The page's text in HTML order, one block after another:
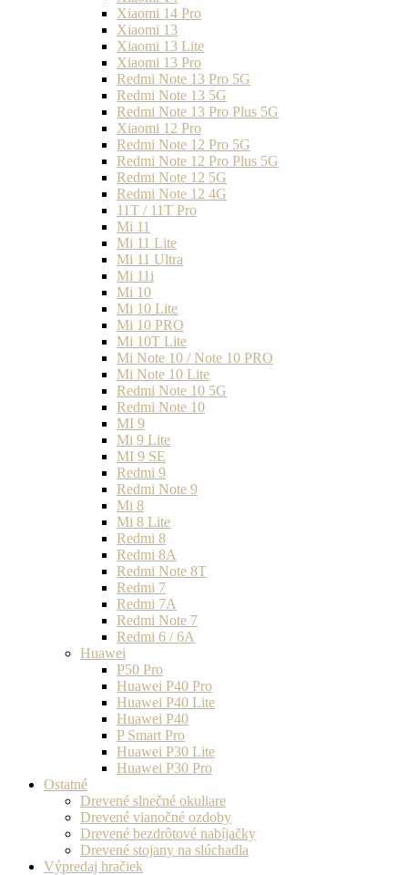
Xiaomi 14 Pro
Xiaomi 13
Xiaomi 13 Lite
Xiaomi 13 Pro
Redmi Note 13 Pro 5G
Redmi Note 13 5G
Redmi Note 13 Pro Plus 5G
Xiaomi 12 Pro
Redmi Note 12 Pro 5G
Redmi Note 12 Pro Plus 5G
Redmi Note 12 5G
Redmi Note 12 4G
11T / 11T Pro
Mi 11
Mi 11 Lite
Mi 11 Ultra
Mi 11i
Mi 10
Mi 10 Lite
Mi 10 PRO
Mi 10T Lite
Mi Note 10 / Note 10 PRO
Mi Note 10 Lite
Redmi Note 10 5G
Redmi Note 10
MI 9
Mi 9 Lite
MI 9 SE
Redmi 9
Redmi Note 9
Mi 8
Mi 8 Lite
Redmi 8
Redmi 8A
Redmi Note 8T
Redmi 7
Redmi 7A
Redmi Note 7
Redmi 6 / 6A
Huawei
P50 Pro
Huawei P40 Pro
Huawei P40 Lite
Huawei P40
P Smart Pro
Huawei P30 Lite
Huawei P30 Pro
Ostatné
Drevené slnečné okuliare
Drevené vianočné ozdoby
Drevené bezdrôtové nabíjačky
Drevené stojany na slúchadla
Výpredaj hračiek